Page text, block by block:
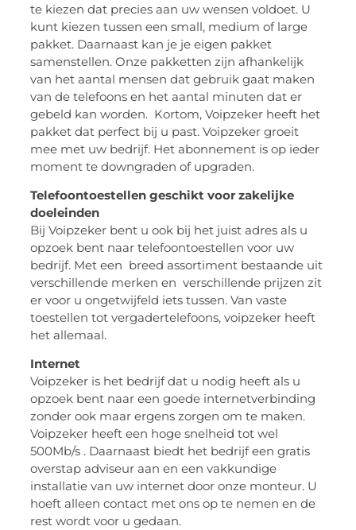
te kiezen dat precies aan uw wensen voldoet. U
kunt kiezen tussen een small, medium of large
pakket. Daarnaast kan je je eigen pakket
samenstellen. Onze pakketten zijn afhankelijk
van het aantal mensen dat gebruik gaat maken
van de telefoons en het aantal minuten dat er
gebeld kan worden. Kortom, Voipzeker heeft het
pakket dat perfect bij u past. Voipzeker groeit
mee met uw bedrijf. Het abonnement is op ieder
moment te downgraden of upgraden.
Telefoontoestellen geschikt voor zakelijke
doeleinden
Bij Voipzeker bent u ook bij het juist adres als u
opzoek bent naar telefoontoestellen voor uw
bedrijf. Met een breed assortiment bestaande uit
verschillende merken en verschillende prijzen zit
er voor u ongetwijfeld iets tussen. Van vaste
toestellen tot vergadertelefoons, voipzeker heeft
het allemaal.
Internet
Voipzeker is het bedrijf dat u nodig heeft als u
opzoek bent naar een goede internetverbinding
zonder ook maar ergens zorgen om te maken.
Voipzeker heeft een hoge snelheid tot wel
500Mb/s . Daarnaast biedt het bedrijf een gratis
overstap adviseur aan en een vakkundige
installatie van uw internet door onze monteur. U
hoeft alleen contact met ons op te nemen en de
rest wordt voor u gedaan.